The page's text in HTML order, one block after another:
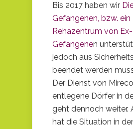
Bis 2017 haben wir
Gefangenen, bzw. ein
Rehazentrum von Ex-
Gefangenen
jedoch aus
beendet werden
Der Dienst von
entlegene Dörfer in
geht dennoch weiter.
hat die Situation in